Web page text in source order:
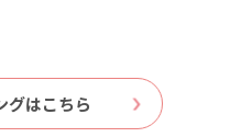
グはこちら